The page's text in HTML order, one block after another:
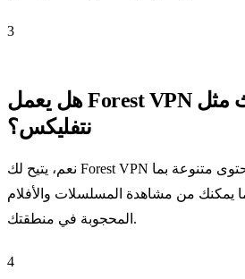
3
هل يعمل Forest VPN مع خدمات البث مثل
نتفليكس؟
نعم، يتيح لك Forest VPN الوصول إلى مكتبات محتوى متنوعة بما
يمكنك من مشاهدة المسلسلات والأفلام
المحجوبة في منطقتك.
4